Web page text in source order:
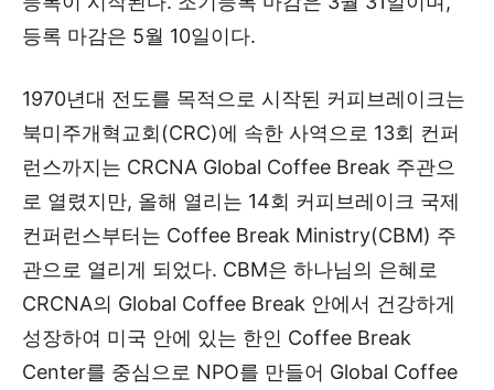
등록 마감은 5월 10일이다.
1970년대 전도를 목적으로 시작된 커피브레이크는
북미주개혁교회(CRC)에 속한 사역으로 13회 컨퍼
런스까지는 CRCNA Global Coffee Break 주관으
로 열렸지만, 올해 열리는 14회 커피브레이크 국제
컨퍼런스부터는 Coffee Break Ministry(CBM) 주
관으로 열리게 되었다. CBM은 하나님의 은혜로
CRCNA의 Global Coffee Break 안에서 건강하게
성장하여 미국 안에 있는 한인 Coffee Break
Center를 중심으로 NPO를 만들어 Global Coffee